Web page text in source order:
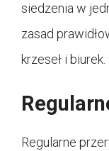
siedzenia w
zasad
krzeseł i biurek.
Regularne